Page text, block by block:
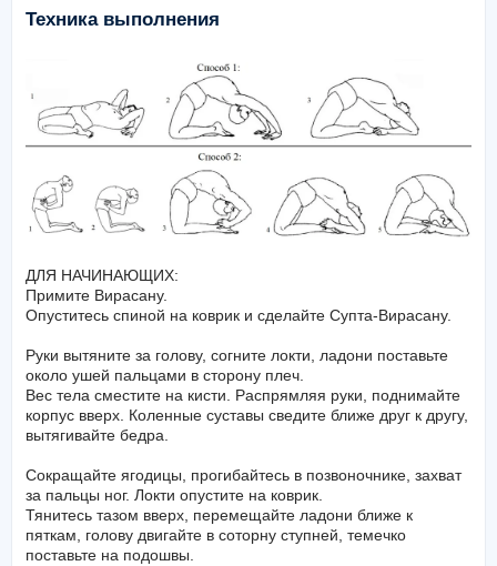
Техника выполнения
ДЛЯ НАЧИНАЮЩИХ:
Примите Вирасану.
Опуститесь спиной на коврик и сделайте Супта-Вирасану.
Руки вытяните за голову, согните локти, ладони поставьте
около ушей пальцами в сторону плеч.
Вес тела сместите на кисти. Распрямляя руки, поднимайте
корпус вверх. Коленные суставы сведите ближе друг к другу,
вытягивайте бедра.
Сокращайте ягодицы, прогибайтесь в позвоночнике, захват
за пальцы ног. Локти опустите на коврик.
Тянитесь тазом вверх, перемещайте ладони ближе к
пяткам, голову двигайте в соторну ступней, темечко
поставьте на подошвы.